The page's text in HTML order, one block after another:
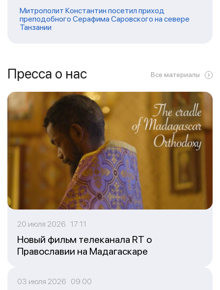
Митрополит Константин посетил приход
преподобного Серафима Саровского на севере
Танзании
Пресса о нас Все материалы
20 июля 2026 17:11
Новый фильм телеканала RT о
Православии на Мадагаскаре
03 июля 2026 09:00